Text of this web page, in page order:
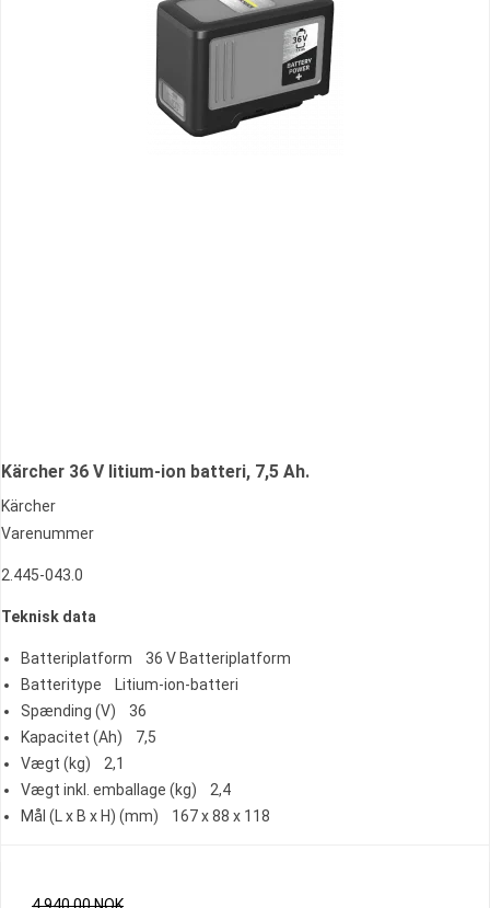
Kärcher 36 V litium-ion batteri, 7,5 Ah.
Kärcher
Varenummer
2.445-043.0
Teknisk data
Batteriplatform 36 V Batteriplatform
Batteritype Litium-ion-batteri
Spænding (V) 36
Kapacitet (Ah) 7,5
Vægt (kg) 2,1
Vægt inkl. emballage (kg) 2,4
Mål (L x B x H) (mm) 167 x 88 x 118